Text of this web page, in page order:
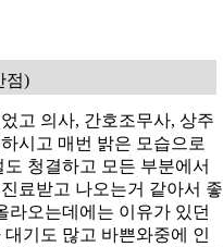
점)
고 의사, 간호조무사, 상주
시고 매번 밝은 모습으로
청결하고 모든 부분에서
료받고 나오는거 같아서 좋
라오는데에는 이유가 있던
기도 많고 바쁜와중에 인